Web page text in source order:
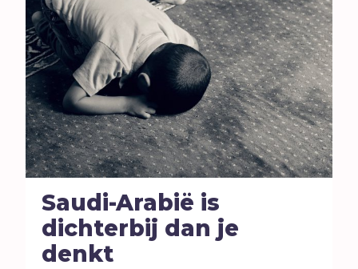
Saudi-Arabië is
dichterbij dan je
denkt